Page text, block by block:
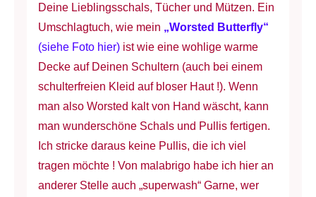
Deine Lieblingsschals, Tücher und Mützen. Ein
Umschlagtuch, wie mein „Worsted Butterfly“
(siehe Foto hier) ist wie eine wohlige warme
Decke auf Deinen Schultern (auch bei einem
schulterfreien Kleid auf bloser Haut !). Wenn
man also Worsted kalt von Hand wäscht, kann
man wunderschöne Schals und Pullis fertigen.
Ich stricke daraus keine Pullis, die ich viel
tragen möchte ! Von malabrigo habe ich hier an
anderer Stelle auch „superwash“ Garne, wer